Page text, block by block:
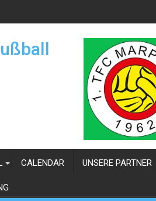
CALENDAR UNSERE PARTNER